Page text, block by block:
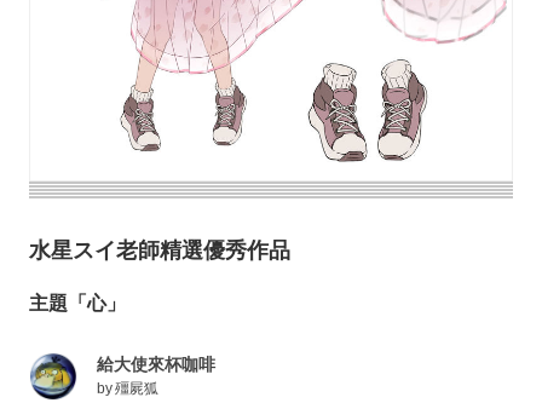
水星スイ老師精選優秀作品
主題「心」
給大使來杯咖啡
by殭屍狐